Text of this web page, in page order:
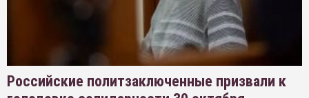
Российские политзаключенные призвали к